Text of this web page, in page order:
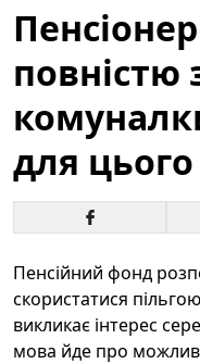
повністю
для
Пенсійний фонд
скористатися
викликає інтерес
мова йде про